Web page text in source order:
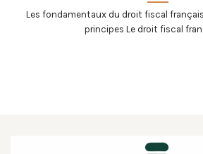
Les fondamentaux du droit fiscal
principes Le droit fiscal